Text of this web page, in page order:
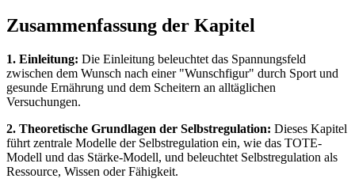
Zusammenfassung der Kapitel
1. Einleitung: Die Einleitung beleuchtet das Spannungsfeld
zwischen dem Wunsch nach einer "Wunschfigur" durch Sport und
gesunde Ernährung und dem Scheitern an alltäglichen
Versuchungen.
2. Theoretische Grundlagen der Selbstregulation: Dieses Kapitel
führt zentrale Modelle der Selbstregulation ein, wie das TOTE-
Modell und das Stärke-Modell, und beleuchtet Selbstregulation als
Ressource, Wissen oder Fähigkeit.